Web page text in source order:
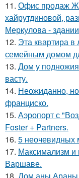
11. Офис продаж
хайрутдиновой,
Меркулова -
12. Эта квартира
семейным домом
13. Дом у
васту.
14. Неожиданно,
франциско.
15. Аэропорт с
Foster + Partners.
16. 5 неочевидных
17. Максимализм и
Варшаве.
18. Дом аны Араны